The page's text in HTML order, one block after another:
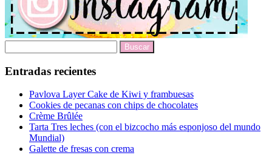
Entradas recientes
Pavlova Layer Cake de Kiwi y frambuesas
Cookies de pecanas con chips de chocolates
Crème Brûlée
Tarta Tres leches (con el bizcocho más esponjoso del mundo
Mundial)
Galette de fresas con crema